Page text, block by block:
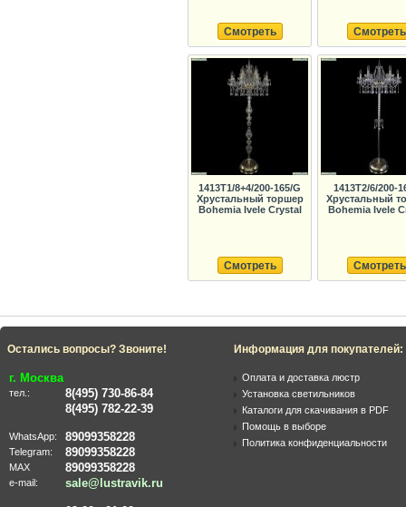
Смотреть Смотреть
1413T1/8+4/200-165/G
Хрустальный торшер
Bohemia Ivele Crystal
Смотреть
1413T2/6/200-
Хрустальный
Bohemia Ivele
Смотреть
Остались вопросы? Звоните!
г. Москва
тел.:
8(495) 730-86-84
8(495) 782-22-39
WhatsApp: 89099358228
Telegram: 89099358228
MAX 89099358228
e-mail: sale@lustravik.ru
Информация для покупателей:
Оплата и доставка люстр
Установка светильников
Каталоги для скачивания в PDF
Помощь в выборе
Политика конфиденциальности